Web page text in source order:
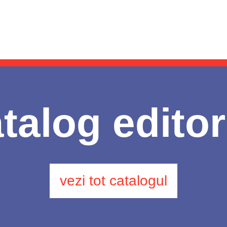
vezi tot catalogul